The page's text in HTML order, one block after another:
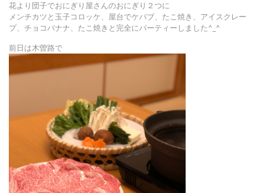
花より団子でおにぎり屋さんのおにぎり２つに
メンチカツと玉子コロッケ、屋台でケバブ、たこ焼き、アイスクレー
プ、チョコバナナ、たこ焼きと完全にパーティーしました^_^
前日は木曽路で